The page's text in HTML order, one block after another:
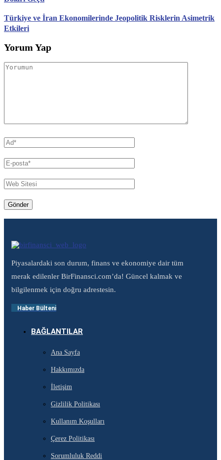
Türkiye ve İran Ekonomilerinde Jeopolitik Risklerin Asimetrik
Etkileri
Yorum Yap
Piyasalardaki son durum, finans ve ekonomiye dair tüm
merak edilenler BirFinansci.com’da! Güncel kalmak ve
bilgilenmek için doğru adrestesin.
Haber Bülteni
BAĞLANTILAR
Ana Sayfa
Hakkımızda
İletişim
Gizlilik Politikası
Kullanım Koşulları
Çerez Politikası
Sorumluluk Reddi